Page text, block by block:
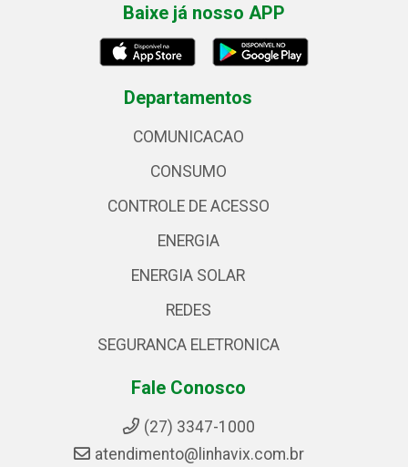
Baixe já nosso APP
Departamentos
COMUNICACAO
CONSUMO
CONTROLE DE ACESSO
ENERGIA
ENERGIA SOLAR
REDES
SEGURANCA ELETRONICA
Fale Conosco
(27) 3347-1000
atendimento@linhavix.com.br